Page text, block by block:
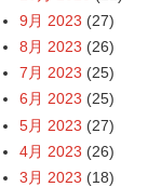
9月 2023 (27)
8月 2023 (26)
7月 2023 (25)
6月 2023 (25)
5月 2023 (27)
4月 2023 (26)
3月 2023 (18)